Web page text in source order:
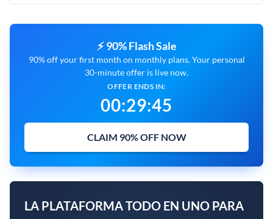
⚡ 90% Flash Sale
90% off your first month on monthly plans. Your personal
30-minute offer is live now.
OFFER ENDS IN:
00:29:45
CLAIM 90% OFF NOW
LA PLATAFORMA TODO EN UNO PARA